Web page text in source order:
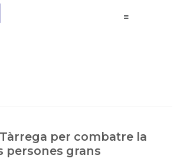
per combatre la
persones grans